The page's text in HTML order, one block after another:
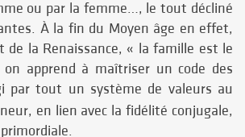
ou par la femme…, le tout décliné
À la fin du Moyen âge en effet,
de la Renaissance, « la famille est le
apprend à maîtriser un code des
par tout un système de valeurs au
en lien avec la fidélité conjugale,